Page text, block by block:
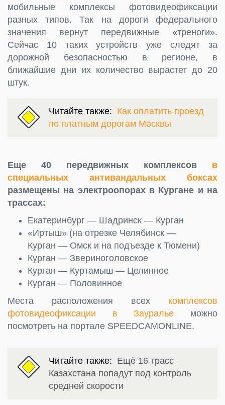
мобильные комплексы фотовидеофиксации
разных типов. Так на дороги федерального
значения вернут передвижные «треноги».
Сейчас 10 таких устройств уже следят за
дорожной безопасностью в регионе, в
ближайшие дни их количество вырастет до 20
штук.
Читайте также: Как оплатить проезд
по платным дорогам Москвы
Еще 40 передвижных комплексов в
специальных антивандальных боксах
размещены на электроопорах в Кургане и на
трассах:
Екатеринбург — Шадринск — Курган
«Иртыш» (на отрезке Челябинск —
Курган — Омск и на подъезде к Тюмени)
Курган — Звериноголовское
Курган — Куртамыш — Целинное
Курган — Половинное
Места расположения всех комплексов
фотовидеофиксации в Зауралье можно
посмотреть на портале SPEEDCAMONLINE.
Читайте также: Ещё 16 трасс
Казахстана попадут под контроль
средней скорости